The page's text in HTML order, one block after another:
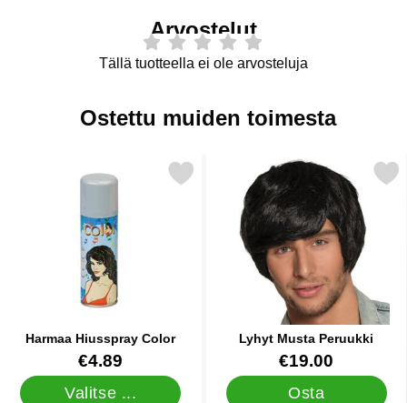
Arvostelut
Tällä tuotteella ei ole arvosteluja
Ostettu muiden toimesta
Harmaa Hiusspray Color
Tuote.nro 1397€4.89
Valitse ...
Merkitse harmaa Hiusspray Color suosikiksi
Lyhyt Musta Peruukki
Tuote.nro 15612
€19.00
Osta
Merkitse lyhyt Musta